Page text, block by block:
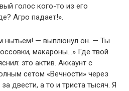
голос кого-то из его
Агро падает!».
нытьем! — выплюнул он. — Ты
макароны…» Где твой
это актив. Аккаунт с
сетом «Вечности» через
двести, а то и триста тысяч. Я